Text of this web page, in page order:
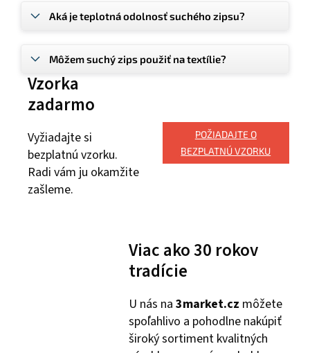
Aká je teplotná odolnosť suchého zipsu?
Môžem suchý zips použiť na textílie?
Vzorka
zadarmo
Vyžiadajte si
bezplatnú vzorku.
Radi vám ju okamžite
zašleme.
POŽIADAJTE O
BEZPLATNÚ VZORKU
Viac ako 30 rokov
tradície
U nás na 3market.cz môžete
spoľahlivo a pohodlne nakúpiť
široký sortiment kvalitných